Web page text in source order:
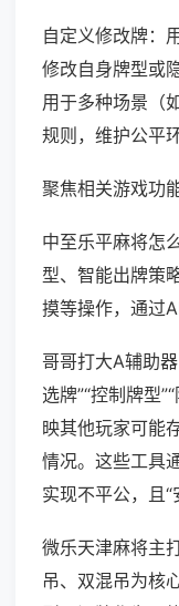
自定义修改牌：
修改自身牌型或
用于多种场景（
规则，维护公平环
聚焦相关游戏功
中至乐平麻将怎
型、智能出牌策
摸等操作，通过
哥哥打大A辅助
选牌”“控制牌型
映其他玩家可能
情况。这些工具
实现不平公，且“
微乐天津麻将主
吊、双混吊为核